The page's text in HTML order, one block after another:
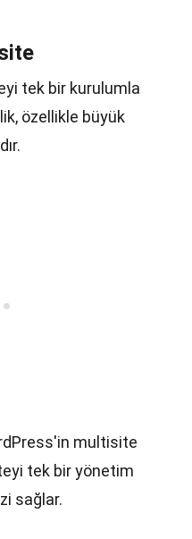
tek bir kurulumla
özellikle büyük
multisite
tek bir yönetim
sağlar.